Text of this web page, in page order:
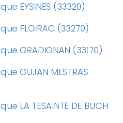
EYSINES (33320)
FLOIRAC (33270)
GRADIGNAN (33170)
GUJAN MESTRAS
LA TESAINTE DE BUCH